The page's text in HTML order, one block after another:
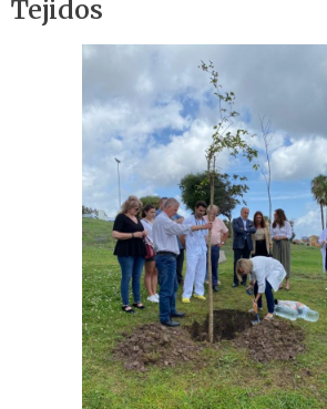
Tejidos